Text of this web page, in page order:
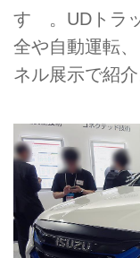
すゞ。UDトラ
全や自動運転
ネル展示で紹介